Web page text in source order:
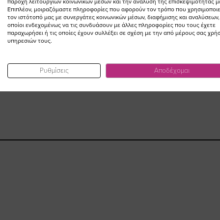
παροχή λειτουργιών κοινωνικών μέσων και την ανάλυση της επισκεψιμότητάς
Επιπλέον, μοιραζόμαστε πληροφορίες που αφορούν τον τρόπο που
τον ιστότοπό μας με συνεργάτες κοινωνικών μέσων, διαφήμισης και αναλύσεων,
οποίοι ενδεχομένως να τις συνδυάσουν με άλλες πληροφορίες που τους έχετε
παραχωρήσει ή τις οποίες έχουν συλλέξει σε σχέση με την από μέρους σας
υπηρεσιών τους.
Ρυθμίσεις Αποδέχομαι